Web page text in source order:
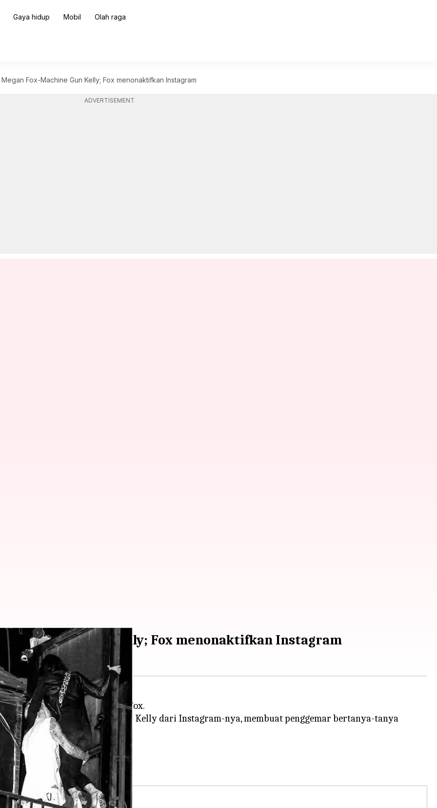
Gaya hidup Mobil Olah raga
Fox-Machine Gun Kelly; Fox menonaktifkan Instagram
ADVERTISEMENT
Machine Gun Kelly; Fox menonaktifkan Instagram
Gun Kelly dan Megan Fox.
foto pasangannya dan rapper Kelly dari Instagram-nya, membuat penggemar bertanya-tanya
nya.
pada 28 Januari.